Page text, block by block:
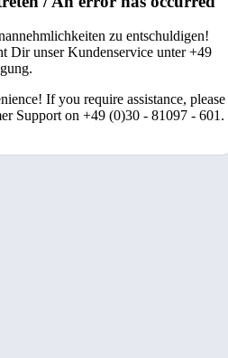
zu entschuldigen!
Dir unser Kundenservice unter +49
If you require assistance, please
Support on +49 (0)30 - 81097 - 601.